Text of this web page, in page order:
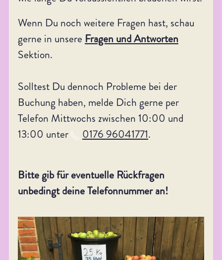
Wenn Du noch weitere Fragen hast, schau
gerne in unsere Fragen und Antworten
Sektion.
Solltest Du dennoch Probleme bei der
Buchung haben, melde Dich gerne per
Telefon Mittwochs zwischen 10:00 und
13:00 unter
0176 96041771.
Bitte gib für eventuelle Rückfragen
unbedingt deine Telefonnummer an!